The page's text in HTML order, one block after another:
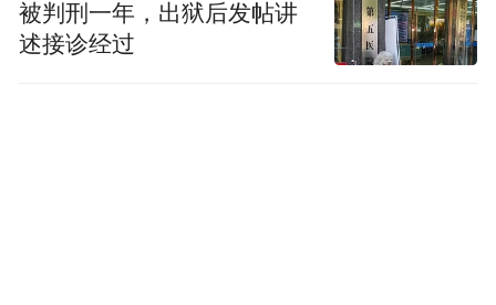
被判刑一年，出狱后发帖讲
述接诊经过